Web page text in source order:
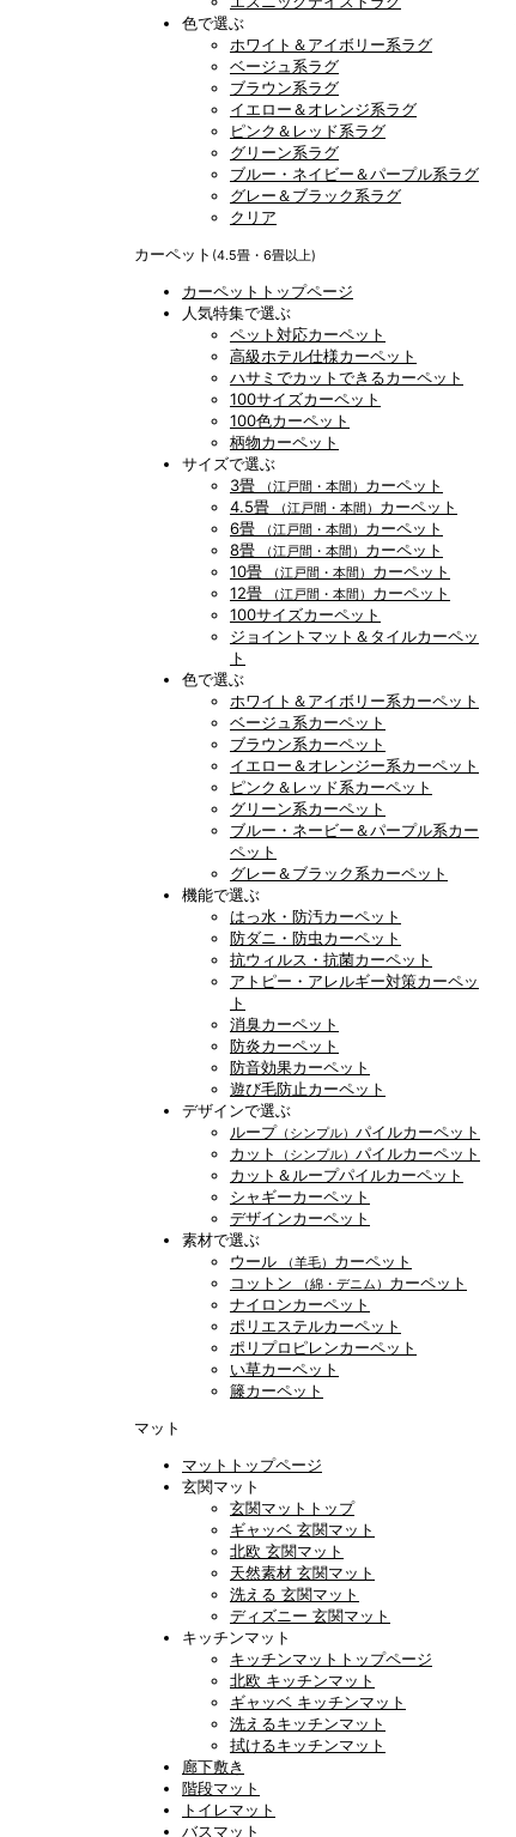
色で選ぶ
ホワイト＆アイボリー系ラグ
ベージュ系ラグ
ブラウン系ラグ
イエロー＆オレンジ系ラグ
ピンク＆レッド系ラグ
グリーン系ラグ
ブルー・ネイビー＆パープル系ラグ
グレー＆ブラック系ラグ
クリア
カーペット (4.5畳・6畳以上)
カーペットトップページ
人気特集で選ぶ
ペット対応カーペット
高級ホテル仕様カーペット
ハサミでカットできるカーペット
100サイズカーペット
100色カーペット
柄物カーペット
サイズで選ぶ
3畳
（江戸間・本間） カーペット
4.5畳
（江戸間・本間） カーペット
6畳
（江戸間・本間） カーペット
8畳
（江戸間・本間） カーペット
10畳
（江戸間・本間） カーペット
12畳
（江戸間・本間） カーペット
100サイズカーペット
ジョイントマット＆タイルカーペッ
ト
色で選ぶ
ホワイト＆アイボリー系カーペット
ベージュ系カーペット
ブラウン系カーペット
イエロー＆オレンジー系カーペット
ピンク＆レッド系カーペット
グリーン系カーペット
ブルー・ネービー＆パープル系カー
ペット
グレー＆ブラック系カーペット
機能で選ぶ
はっ水・防汚カーペット
防ダニ・防虫カーペット
抗ウィルス・抗菌カーペット
アトピー・アレルギー対策カーペッ
ト
消臭カーペット
防炎カーペット
防音効果カーペット
遊び毛防止カーペット
デザインで選ぶ
ループ （シンプル） パイルカーペット
カット
（シンプル） パイルカーペット
カット＆ループパイルカーペット
シャギーカーペット
デザインカーペット
素材で選ぶ
ウール
（羊毛） カーペット
コットン
（綿・デニム） カーペット
ナイロンカーペット
ポリエステルカーペット
ポリプロピレンカーペット
い草カーペット
籐カーペット
マット
マットトップページ
玄関マット
玄関マットトップ
ギャッベ 玄関マット
北欧 玄関マット
天然素材 玄関マット
洗える 玄関マット
ディズニー 玄関マット
キッチンマット
キッチンマットトップページ
北欧 キッチンマット
ギャッベ キッチンマット
洗えるキッチンマット
拭けるキッチンマット
廊下敷き
階段マット
トイレマット
バスマット